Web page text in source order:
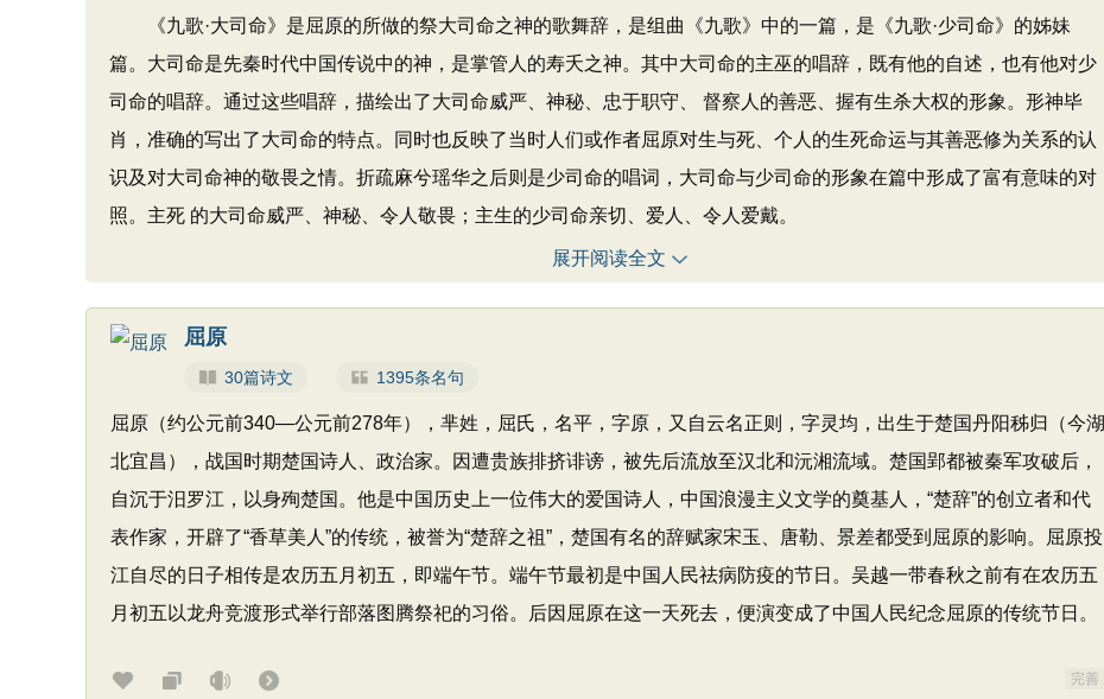
《九歌·大司命》是屈原的所做的祭大司命之神的歌舞辞，是组曲《九歌》中的一篇，是《九歌·少司命》的姊妹
篇。大司命是先秦时代中国传说中的神，是掌管人的寿夭之神。其中大司命的主巫的唱辞，既有他的自述，也有他对少
司命的唱辞。通过这些唱辞，描绘出了大司命威严、神秘、忠于职守、 督察人的善恶、握有生杀大权的形象。形神毕
肖，准确的写出了大司命的特点。同时也反映了当时人们或作者屈原对生与死、个人的生死命运与其善恶修为关系的认
识及对大司命神的敬畏之情。折疏麻兮瑶华之后则是少司命的唱词，大司命与少司命的形象在篇中形成了富有意味的对
照。主死 的大司命威严、神秘、令人敬畏；主生的少司命亲切、爱人、令人爱戴。
展开阅读全文
屈原
30篇诗文 1395条名句
屈原（约公元前340—公元前278年），芈姓，屈氏，名平，字原，又自云名正则，字灵均，出生于楚国丹阳秭归（今湖
北宜昌），战国时期楚国诗人、政治家。因遭贵族排挤诽谤，被先后流放至汉北和沅湘流域。楚国郢都被秦军攻破后，
自沉于汨罗江，以身殉楚国。他是中国历史上一位伟大的爱国诗人，中国浪漫主义文学的奠基人，“楚辞”的创立者和代
表作家，开辟了“香草美人”的传统，被誉为“楚辞之祖”，楚国有名的辞赋家宋玉、唐勒、景差都受到屈原的影响。屈原投
江自尽的日子相传是农历五月初五，即端午节。端午节最初是中国人民祛病防疫的节日。吴越一带春秋之前有在农历五
月初五以龙舟竞渡形式举行部落图腾祭祀的习俗。后因屈原在这一天死去，便演变成了中国人民纪念屈原的传统节日。
完善